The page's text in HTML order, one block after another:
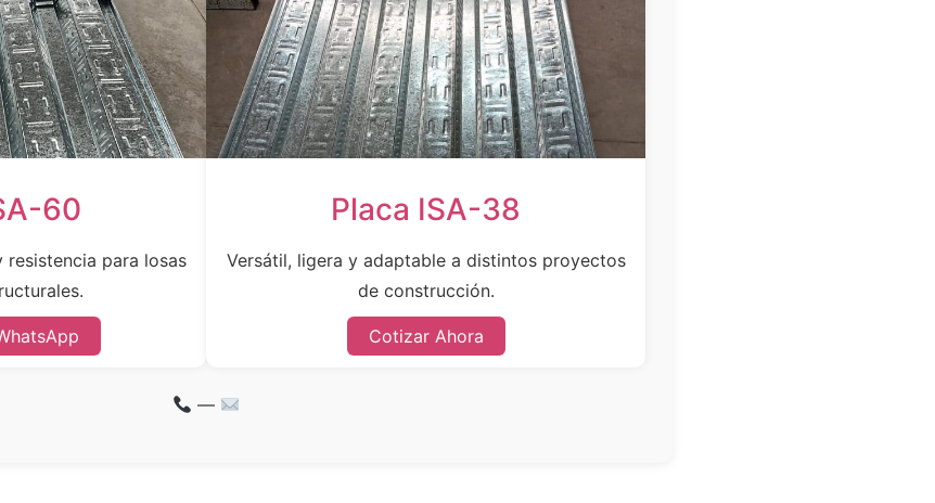
60
para losas
Placa ISA-38
Versátil, ligera y adaptable a distintos proyectos
de construcción.
Cotizar Ahora
—